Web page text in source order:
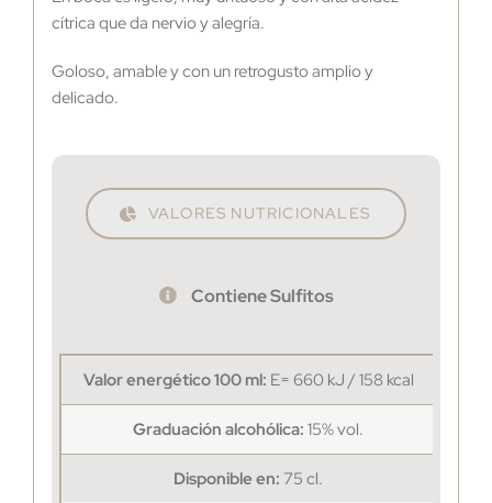
cítrica que da nervio y alegría.
Goloso, amable y con un retrogusto amplio y
delicado.
VALORES NUTRICIONALES
Contiene Sulfitos
Valor energético 100 ml: E= 660 kJ / 158 kcal
Graduación alcohólica: 15% vol.
Disponible en: 75 cl.